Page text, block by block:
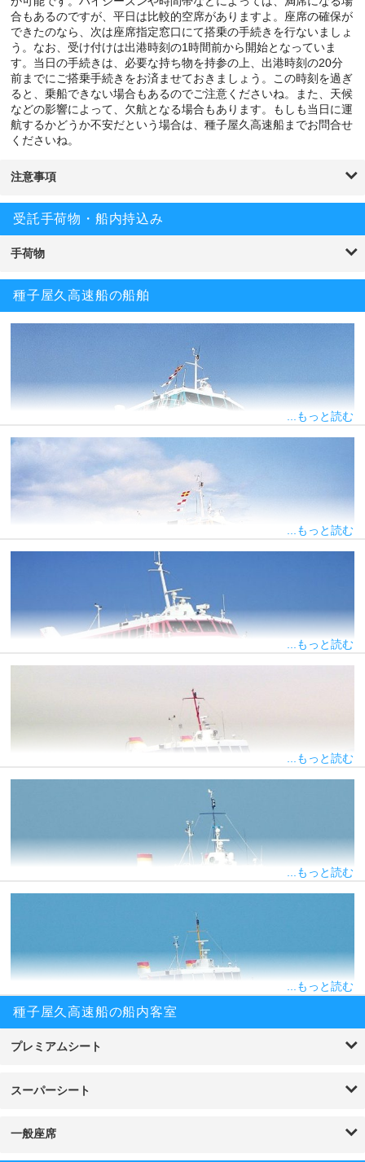
合もあるのですが、平日は比較的空席がありますよ。座席の確保が
できたのなら、次は座席指定窓口にて搭乗の手続きを行ないましょ
う。なお、受け付けは出港時刻の1時間前から開始となっていま
す。当日の手続きは、必要な持ち物を持参の上、出港時刻の20分
前までにご搭乗手続きをお済ませておきましょう。この時刻を過ぎ
ると、乗船できない場合もあるのでご注意くださいね。また、天候
などの影響によって、欠航となる場合もあります。もしも当日に運
航するかどうか不安だという場合は、種子屋久高速船までお問合せ
くださいね。
注意事項
受託手荷物・船内持込み
手荷物
種子屋久高速船の船舶
...もっと読む
白と緑のデザインが印象的な、種子屋久高速船を代表するフェリー
の「トッピー2」。1992年4月に竣工された2階建てのフェリーで、
船内には青色を基調とした座席がたくさん設置されています。1階
部分の階段横にあるスペースには、携帯電話使用場所も設置されて
いるので、通話やメールなどで携帯電話を使用する場合はこちらで
163トン
43.0ノット
30.3m
260名
...もっと読む
白と黄色でカラフルな船体の「トッピー3」。2階建ての船内に
は、1階の前方部分にカーテンで仕切られたプレミアムシートが完
備されています。目の前には邪魔するものが何もなく、絶景が広が
る特別席ですよ。そんなトッピー3は、種子屋久高速船で運航して
いるフェリーの中で一番新しいフェリー。1995年3月に竣工して以
164トン
43.0ノット
30.3m
旅客定員
260名
...もっと読む
白とピンクの可愛らしい外観が印象的な「トッピー7」。船内は明
るく、座席の間の通路も広くて清潔感もありますよ。2階建てで、
車いすの方でも安心して利用できる専用スペースが設置されている
バリアフリーに配慮されたフェリー。竣工されたのは1979年2月
で、種子屋久高速船で運航しているフェリーの中では、最も古くか
281トン
43.0ノット
全長
27.4m
旅客定員
260名
...もっと読む
船体は白ベースに赤・青・黄色のカラフルなデザインがとってもオ
シャレな「ロケット1」。2階建ての船内は、青を基調として座席
とシンプルな内装となっています。1994年6月に竣工し、種子屋久
高速船で運航しているフェリーの中でも比較的新しいフェリーで
す。また、ターミナルや行き先によってどのフェリーが運航するの
か決まっているわけではありません。そのため、どのフェリーに乗
ることができるか期待できるのも種子屋久高速船ならではの楽しみ
全長
車載搭載数
...もっと読む
ロケット2
種子屋久高速船で運航しているフェリーのロケットシリーズ。その
中でも、最も古くから多くの乗客を乗せて運航しているのがこの
ェリーには、約230名の方が座れる座席が完備。鹿児島と種子島・
...もっと読む
ロケット3
種子屋久高速船の船内客室
プレミアムシート
スーパーシート
一般座席